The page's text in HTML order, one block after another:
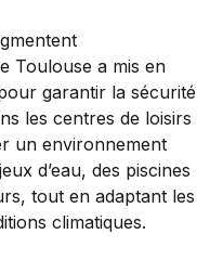
Toulouse a mis en
garantir la sécurité
les centres de loisirs
un environnement
d’eau, des piscines
tout en adaptant les
climatiques.